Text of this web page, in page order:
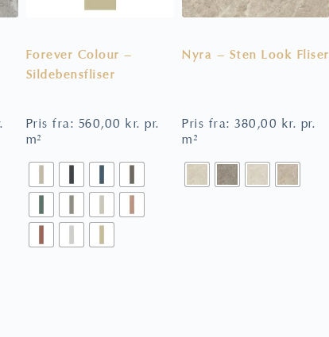
Forever Colour –
Sildebensfliser
Pris fra: 560,00kr. pr.
m²
Nyra – Sten Look Fliser
Pris fra: 380,00 kr. pr.
m²